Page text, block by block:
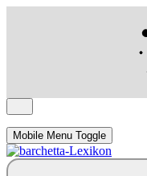
Mobile Menu Toggle